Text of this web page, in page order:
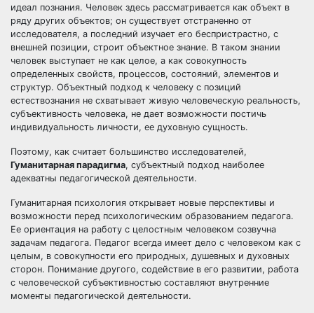
идеал познания. Человек здесь рассматривается как объект в
ряду других объектов; он существует отстраненно от
исследователя, а последний изучает его беспристрастно, с
внешней позиции, строит объектное знание. В таком знании
человек выступает не как целое, а как совокупность
определенных свойств, процессов, состояний, элементов и
структур. Объектный подход к человеку с позиций
естествознания не схватывает живую человеческую реальность,
субъективность человека, не дает возможности постичь
индивидуальность личности, ее духовную сущность.
Поэтому, как считает большинство исследователей,
Гуманитарная парадигма, субъектный подход наиболее
адекватны педагогической деятельности.
Гуманитарная психология открывает новые перспективы и
возможности перед психологическим образованием педагога.
Ее ориентация на работу с целостным человеком созвучна
задачам педагога. Педагог всегда имеет дело с человеком как с
целым, в совокупности его природных, душевных и духовных
сторон. Понимание другого, содействие в его развитии, работа
с человеческой субъективностью составляют внутренние
моменты педагогической деятельности.